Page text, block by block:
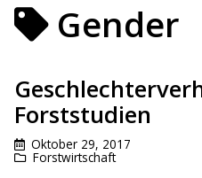
Gender
Forststudien
Oktober 29, 2017
Forstwirtschaft